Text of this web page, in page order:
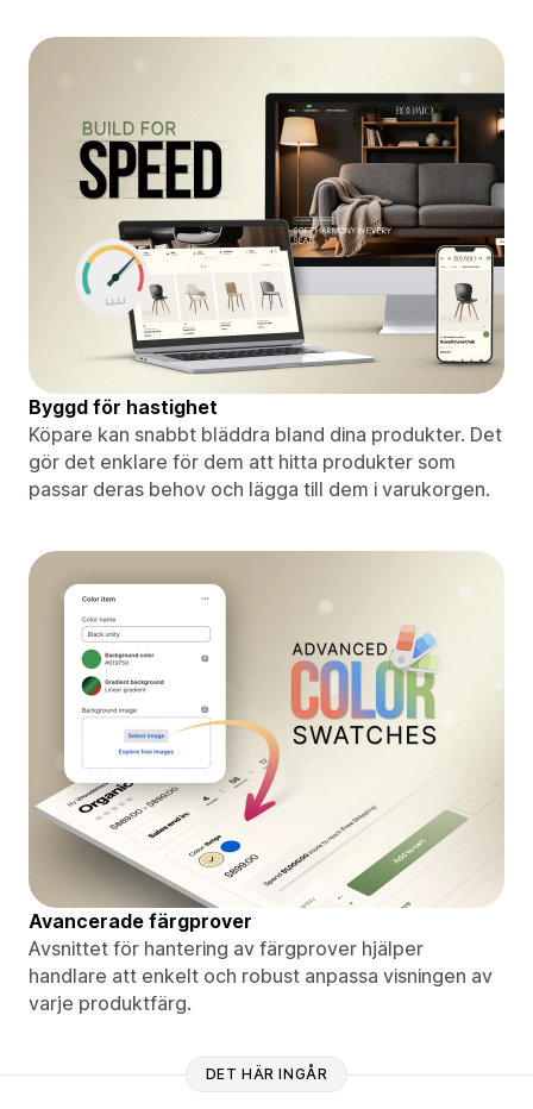
Byggd för hastighet
Köpare kan snabbt bläddra bland dina produkter. Det
gör det enklare för dem att hitta produkter som
passar deras behov och lägga till dem i varukorgen.
Avancerade färgprover
Avsnittet för hantering av färgprover hjälper
handlare att enkelt och robust anpassa visningen av
varje produktfärg.
DET HÄR INGÅR